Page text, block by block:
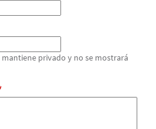
privado y no se mostrará